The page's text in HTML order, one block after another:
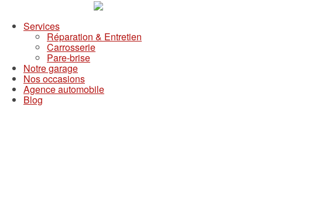
Services
Réparation & Entretien
Carrosserie
Pare-brise
Notre garage
Nos occasions
Agence automobile
Blog